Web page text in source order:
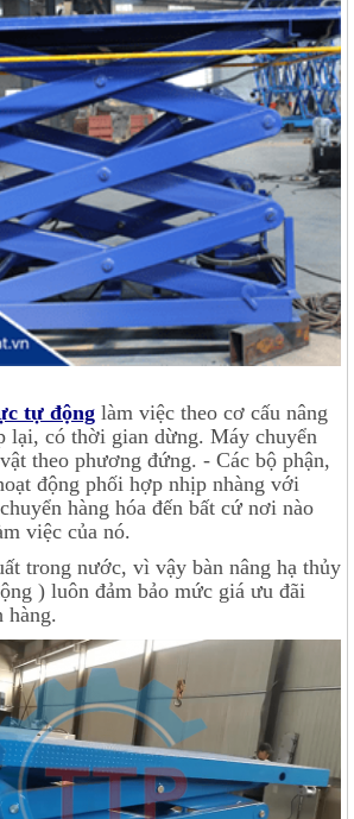
tự động làm việc theo cơ cấu nâng
lại, có thời gian dừng. Máy chuyển
theo phương đứng. - Các bộ phận,
động phối hợp nhịp nhàng với
hàng hóa đến bất cứ nơi nào
việc của nó.
trong nước, vì vậy bàn nâng hạ thủy
) luôn đảm bảo mức giá ưu đãi
hàng.